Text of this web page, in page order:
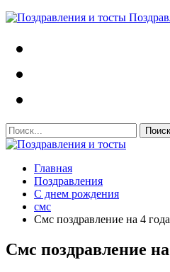
Главная
Поздравления
С днем рождения
смс
Смс поздравление на 4 года
Смс поздравление на